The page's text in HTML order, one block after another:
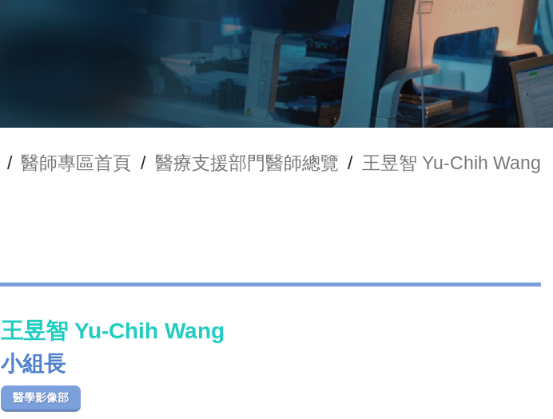
/ 醫師專區首頁 / 醫療支援部門醫師總覽 / 王昱智 Yu-Chih Wang
王昱智 Yu-Chih Wang
小組長
醫學影像部